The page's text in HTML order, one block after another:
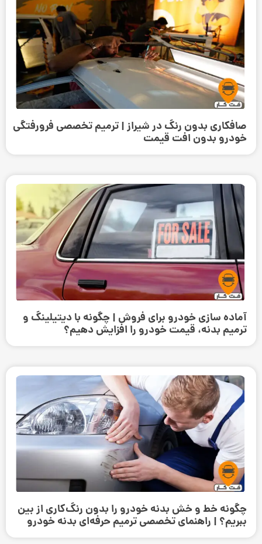
صافکاری بدون رنگ در شیراز | ترمیم تخصصی فرورفتگی
خودرو بدون افت قیمت
آماده سازی خودرو برای فروش | چگونه با دیتیلینگ و
ترمیم بدنه، قیمت خودرو را افزایش دهیم؟
چگونه خط و خش بدنه خودرو را بدون رنگ‌کاری از بین
ببریم؟ | راهنمای تخصصی ترمیم حرفه‌ای بدنه خودرو